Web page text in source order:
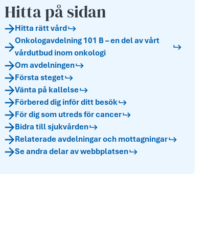
Hitta på sidan
Hitta rätt vård
Onkologavdelning 101 B – en del av vårt
vårdutbud inom onkologi
Om avdelningen
Första steget
Vänta på kallelse
Förbered dig inför ditt besök
För dig som utreds för cancer
Bidra till sjukvården
Relaterade avdelningar och mottagningar
Se andra delar av webbplatsen